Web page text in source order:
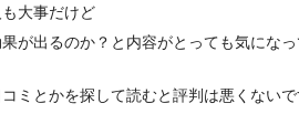
大事だけど
が出るのか？と内容がとっても気になっ
ミとかを探して読むと評判は悪くないで